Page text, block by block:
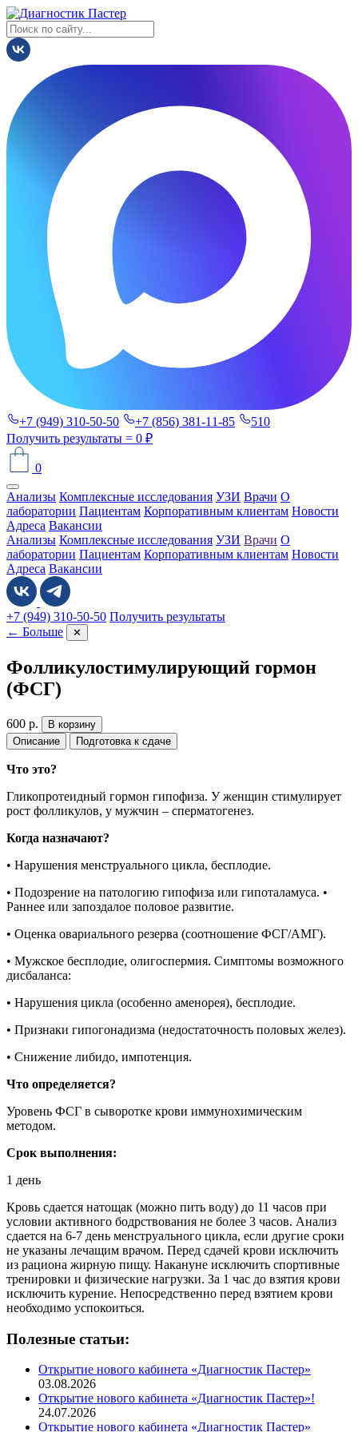
+7 (949) 310-50-50 +7 (856) 381-11-85
510
Получить результаты = 0 ₽
0
Анализы Комплексные исследования УЗИ Врачи О
лаборатории Пациентам Корпоративным клиентам Новости
Адреса Вакансии
Анализы Комплексные исследования УЗИ Врачи О
лаборатории Пациентам Корпоративным клиентам Новости
Адреса Вакансии
+7 (949) 310-50-50 Получить результаты
← Больше
✕
Фолликулостимулирующий гормон
(ФСГ)
600 р.
В корзину
Описание
Подготовка к сдаче
Что это?
Гликопротеидный гормон гипофиза. У женщин стимулирует
рост фолликулов, у мужчин – сперматогенез.
Когда назначают?
• Нарушения менструального цикла, бесплодие.
• Подозрение на патологию гипофиза или гипоталамуса. •
Раннее или запоздалое половое развитие.
• Оценка овариального резерва (соотношение ФСГ/АМГ).
• Мужское бесплодие, олигоспермия. Симптомы возможного
дисбаланса:
• Нарушения цикла (особенно аменорея), бесплодие.
• Признаки гипогонадизма (недостаточность половых желез).
• Снижение либидо, импотенция.
Что определяется?
Уровень ФСГ в сыворотке крови иммунохимическим
методом.
Срок выполнения:
1 день
Кровь сдается натощак (можно пить воду) до 11 часов при
условии активного бодрствования не более 3 часов. Анализ
сдается на 6-7 день менструального цикла, если другие сроки
не указаны лечащим врачом. Перед сдачей крови исключить
из рациона жирную пищу. Накануне исключить спортивные
тренировки и физические нагрузки. За 1 час до взятия крови
исключить курение. Непосредственно перед взятием крови
необходимо успокоиться.
Полезные статьи:
Открытие нового кабинета «Диагностик Пастер»
03.08.2026
Открытие нового кабинета «Диагностик Пастер»!
24.07.2026
Открытие нового кабинета «Диагностик Пастер»